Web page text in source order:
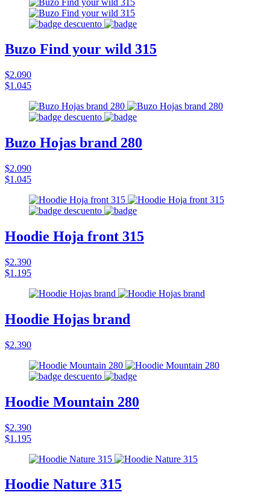
Buzo Find your wild 315
$2.090
$1.045
Buzo Hojas brand 280
$2.090
$1.045
Hoodie Hoja front 315
$2.390
$1.195
Hoodie Hojas brand
$2.390
Hoodie Mountain 280
$2.390
$1.195
Hoodie Nature 315